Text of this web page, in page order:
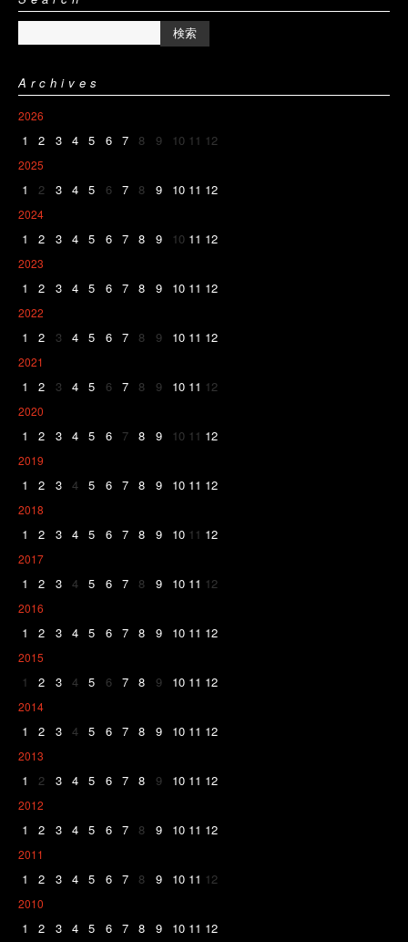
Archives
2026
1 2 3 4 5 6 7 8 9 10 11 12
2025
1 2 3 4 5 6 7 8 9 10 11 12
2024
1 2 3 4 5 6 7 8 9 10 11 12
2023
1 2 3 4 5 6 7 8 9 10 11 12
2022
1 2 3 4 5 6 7 8 9 10 11 12
2021
1 2 3 4 5 6 7 8 9 10 11 12
2020
1 2 3 4 5 6 7 8 9 10 11 12
2019
1 2 3 4 5 6 7 8 9 10 11 12
2018
1 2 3 4 5 6 7 8 9 10 11 12
2017
1 2 3 4 5 6 7 8 9 10 11 12
2016
1 2 3 4 5 6 7 8 9 10 11 12
2015
1 2 3 4 5 6 7 8 9 10 11 12
2014
1 2 3 4 5 6 7 8 9 10 11 12
2013
1 2 3 4 5 6 7 8 9 10 11 12
2012
1 2 3 4 5 6 7 8 9 10 11 12
2011
1 2 3 4 5 6 7 8 9 10 11 12
2010
1 2 3 4 5 6 7 8 9 10 11 12